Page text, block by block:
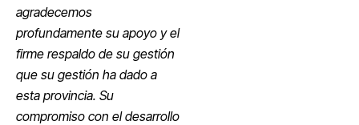
agradecemos
profundamente su apoyo y el
firme respaldo de su gestión
que su gestión ha dado a
esta provincia. Su
compromiso con el desarrollo